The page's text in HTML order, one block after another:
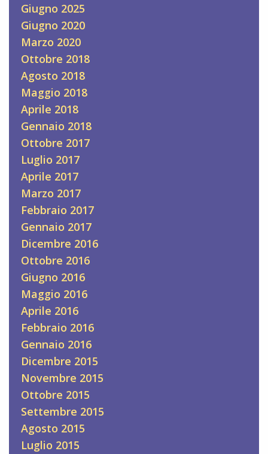
Giugno 2025
Giugno 2020
Marzo 2020
Ottobre 2018
Agosto 2018
Maggio 2018
Aprile 2018
Gennaio 2018
Ottobre 2017
Luglio 2017
Aprile 2017
Marzo 2017
Febbraio 2017
Gennaio 2017
Dicembre 2016
Ottobre 2016
Giugno 2016
Maggio 2016
Aprile 2016
Febbraio 2016
Gennaio 2016
Dicembre 2015
Novembre 2015
Ottobre 2015
Settembre 2015
Agosto 2015
Luglio 2015